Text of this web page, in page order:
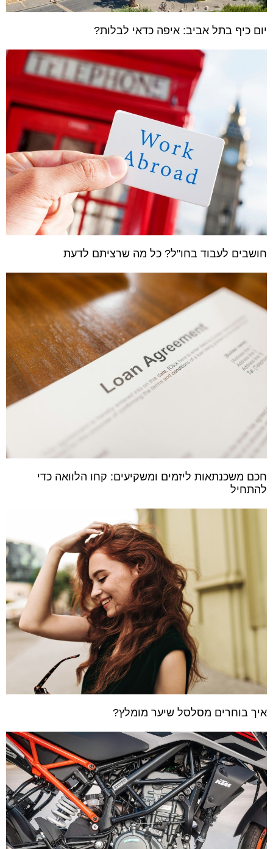
יום כיף בתל אביב: איפה כדאי לבלות?
חושבים לעבוד בחו"ל? כל מה שרציתם לדעת
חכם משכנתאות ליזמים ומשקיעים: קחו הלוואה כדי
להתחיל
איך בוחרים מסלסל שיער מומלץ?